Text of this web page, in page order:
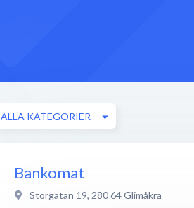
ALLA KATEGORIER
Bankomat
Storgatan 19, 280 64Glimåkra